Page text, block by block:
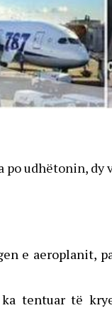
udhëtonin,
e aeroplanit,
tentuar të